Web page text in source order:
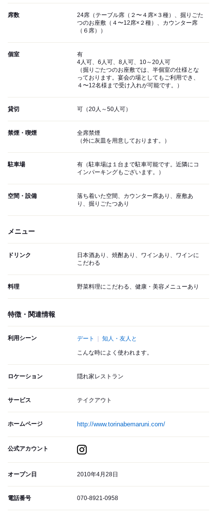
席数
24席（テーブル席（２〜４席×３種）、掘りごた
つのお座敷（４〜12席×２種）、カウンター席
（６席））
個室
有
4人可、6人可、8人可、10～20人可
（掘りごたつのお座敷では、半個室の仕様とな
っております。宴会の場としてもご利用でき、
４〜12名様まで受け入れが可能です。）
貸切 可（20人～50人可）
禁煙・喫煙
全席禁煙
（外に灰皿を用意しております。）
駐車場
有（駐車場は１台まで駐車可能です。近隣にコ
インパーキングもございます。）
空間・設備
落ち着いた空間、カウンター席あり、座敷あ
り、掘りごたつあり
メニュー
ドリンク
日本酒あり、焼酎あり、ワインあり、ワインに
こだわる
料理 野菜料理にこだわる、健康・美容メニューあり
特徴・関連情報
利用シーン デート 知人・友人と
こんな時によく使われます。
ロケーション 隠れ家レストラン
サービス テイクアウト
ホームページ http://www.torinabemaruni.com/
公式アカウント
オープン日 2010年4月28日
電話番号 070-8921-0958